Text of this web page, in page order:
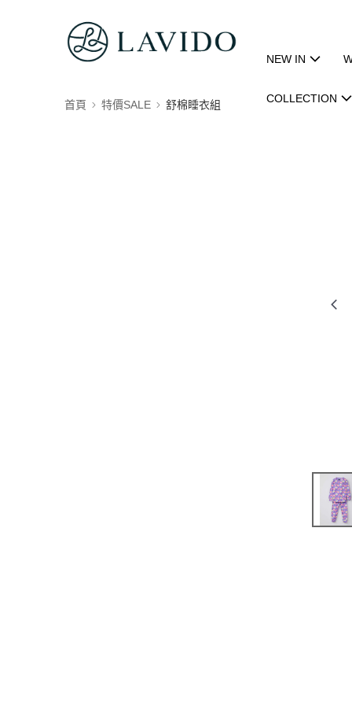
NEW IN
COLLECTION
首頁 特價SALE 舒棉睡衣組